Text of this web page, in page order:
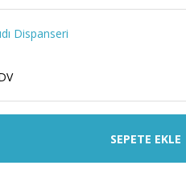
Dispanseri
SEPETE EKLE